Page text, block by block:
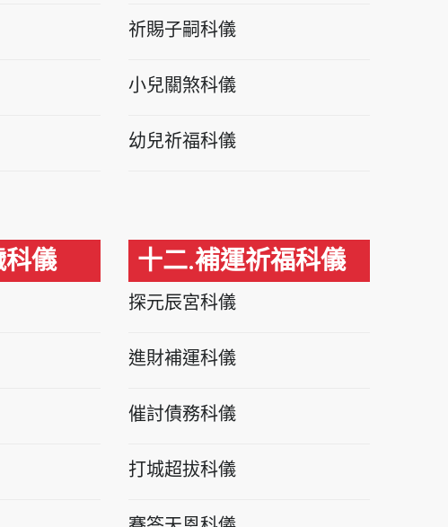
儀
祈賜子嗣科儀
小兒關煞科儀
幼兒祈福科儀
十二.補運祈福科儀
探元辰宮科儀
進財補運科儀
催討債務科儀
打城超拔科儀